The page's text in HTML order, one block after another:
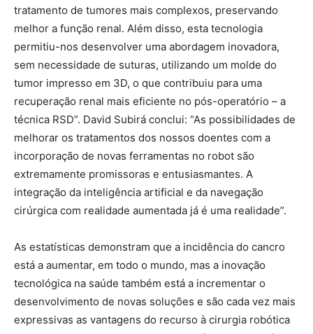
tratamento de tumores mais complexos, preservando
melhor a função renal. Além disso, esta tecnologia
permitiu-nos desenvolver uma abordagem inovadora,
sem necessidade de suturas, utilizando um molde do
tumor impresso em 3D, o que contribuiu para uma
recuperação renal mais eficiente no pós-operatório – a
técnica RSD”. David Subirá conclui: “As possibilidades de
melhorar os tratamentos dos nossos doentes com a
incorporação de novas ferramentas no robot são
extremamente promissoras e entusiasmantes. A
integração da inteligência artificial e da navegação
cirúrgica com realidade aumentada já é uma realidade”.
As estatísticas demonstram que a incidência do cancro
está a aumentar, em todo o mundo, mas a inovação
tecnológica na saúde também está a incrementar o
desenvolvimento de novas soluções e são cada vez mais
expressivas as vantagens do recurso à cirurgia robótica